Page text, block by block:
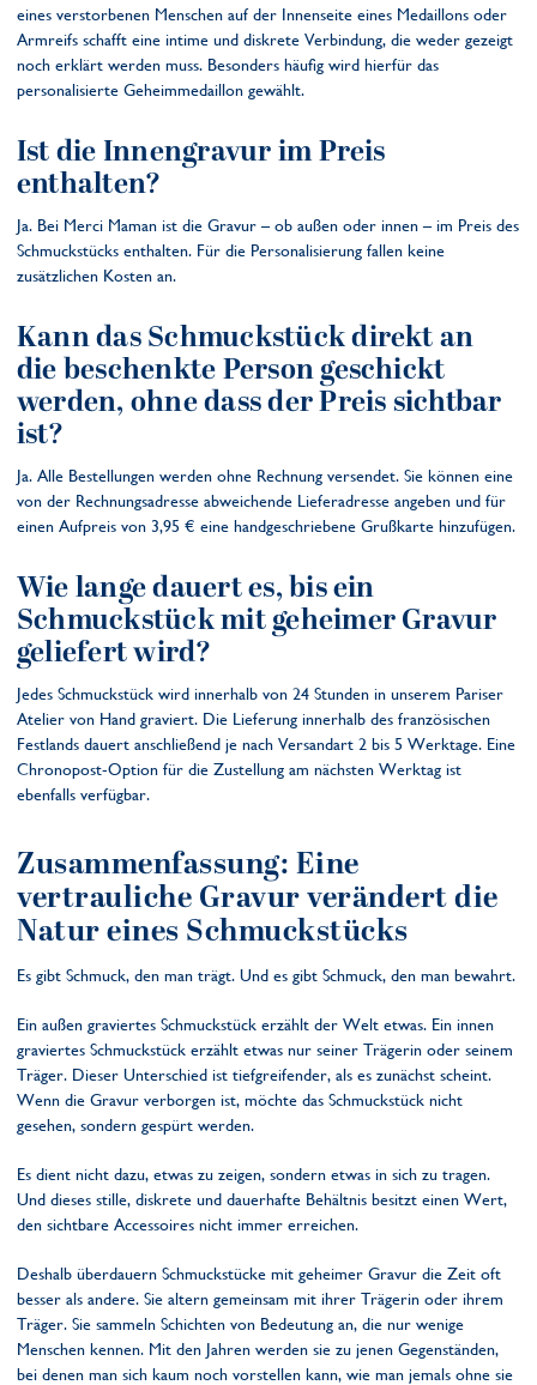
eines verstorbenen Menschen auf der Innenseite eines Medaillons oder
Armreifs schafft eine intime und diskrete Verbindung, die weder gezeigt
noch erklärt werden muss. Besonders häufig wird hierfür das
personalisierte Geheimmedaillon gewählt.
Ist die Innengravur im Preis
enthalten?
Ja. Bei Merci Maman ist die Gravur – ob außen oder innen – im Preis des
Schmuckstücks enthalten. Für die Personalisierung fallen keine
zusätzlichen Kosten an.
Kann das Schmuckstück direkt an
die beschenkte Person geschickt
werden, ohne dass der Preis sichtbar
ist?
Ja. Alle Bestellungen werden ohne Rechnung versendet. Sie können eine
von der Rechnungsadresse abweichende Lieferadresse angeben und für
einen Aufpreis von 3,95 € eine handgeschriebene Grußkarte hinzufügen.
Wie lange dauert es, bis ein
Schmuckstück mit geheimer Gravur
geliefert wird?
Jedes Schmuckstück wird innerhalb von 24 Stunden in unserem Pariser
Atelier von Hand graviert. Die Lieferung innerhalb des französischen
Festlands dauert anschließend je nach Versandart 2 bis 5 Werktage. Eine
Chronopost-Option für die Zustellung am nächsten Werktag ist
ebenfalls verfügbar.
Zusammenfassung: Eine
vertrauliche Gravur verändert die
Natur eines Schmuckstücks
Es gibt Schmuck, den man trägt. Und es gibt Schmuck, den man bewahrt.
Ein außen graviertes Schmuckstück erzählt der Welt etwas. Ein innen
graviertes Schmuckstück erzählt etwas nur seiner Trägerin oder seinem
Träger. Dieser Unterschied ist tiefgreifender, als es zunächst scheint.
Wenn die Gravur verborgen ist, möchte das Schmuckstück nicht
gesehen, sondern gespürt werden.
Es dient nicht dazu, etwas zu zeigen, sondern etwas in sich zu tragen.
Und dieses stille, diskrete und dauerhafte Behältnis besitzt einen Wert,
den sichtbare Accessoires nicht immer erreichen.
Deshalb überdauern Schmuckstücke mit geheimer Gravur die Zeit oft
besser als andere. Sie altern gemeinsam mit ihrer Trägerin oder ihrem
Träger. Sie sammeln Schichten von Bedeutung an, die nur wenige
Menschen kennen. Mit den Jahren werden sie zu jenen Gegenständen,
bei denen man sich kaum noch vorstellen kann, wie man jemals ohne sie